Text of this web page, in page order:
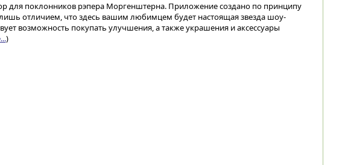
для поклонников рэпера Моргенштерна. Приложение создано по принципу
отличием, что здесь вашим любимцем будет настоящая звезда шоу-
возможность покупать улучшения, а также украшения и аксессуары
)